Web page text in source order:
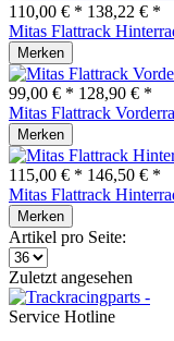
110,00 € * 138,22 € *
Mitas Flattrack
Merken
99,00 € * 128,90 € *
Mitas Flattrack
Merken
115,00 € * 146,50 € *
Mitas Flattrack
Merken
Artikel pro Seite:
Zuletzt angesehen
Service Hotline